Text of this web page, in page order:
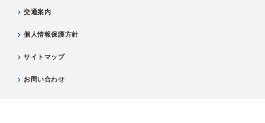
交通案内
個人情報保護方針
サイトマップ
お問い合わせ